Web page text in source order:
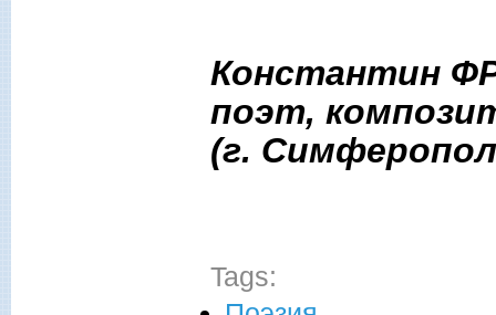
Константин
поэт,
(г.
Tags: